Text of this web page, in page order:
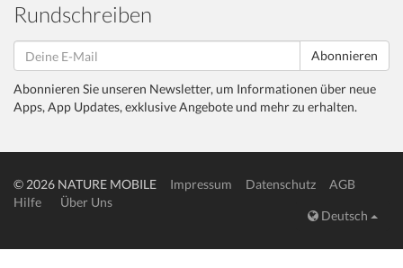
Rundschreiben
Abonnieren
Abonnieren Sie unseren Newsletter, um Informationen über neue
Apps, App Updates, exklusive Angebote und mehr zu erhalten.
© 2026 NATURE MOBILE Impressum Datenschutz
AGB
Hilfe
Über Uns
Deutsch